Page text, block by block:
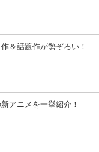
＆話題作が勢ぞろい！
アニメを一挙紹介！